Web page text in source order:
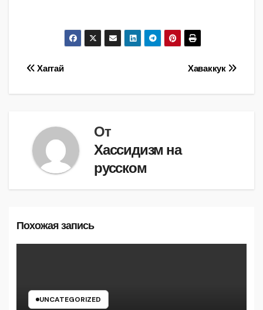
Навигация
по
Хаваккук
Хаггай
От
Хассидизм на
русском
Похожая запись
UNCATEGORIZED